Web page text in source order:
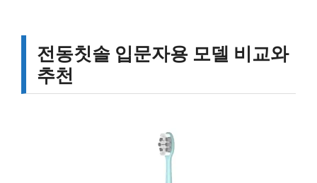
전동칫솔 입문자용 모델 비교와
추천